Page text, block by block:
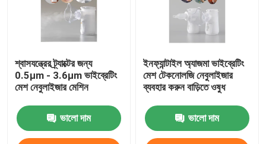
শ্বাসযন্ত্রের ট্র্যাক্টের জন্য
0.5μm - 3.6μm ভাইব্রেটিং
মেশ নেবুলাইজার মেশিন
ভালো দাম
ইনফ্যান্টাইল অ্যাজমা ভাইব্রেটিং
মেশ টেকনোলজি নেবুলাইজার
ব্যবহার করুন বাড়িতে ওষুধ
ভালো দাম